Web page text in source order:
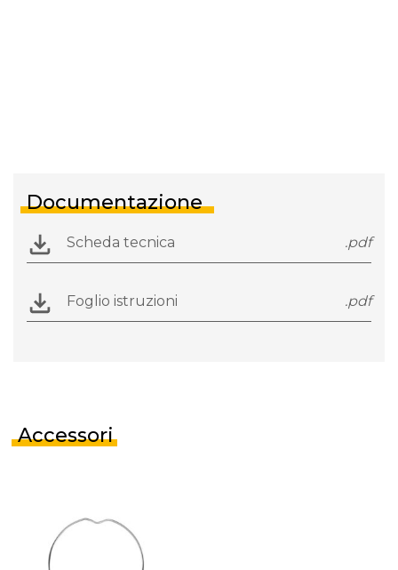
Documentazione
Scheda tecnica .pdf
Foglio istruzioni .pdf
Accessori